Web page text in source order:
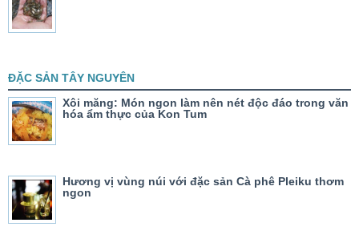
ĐẶC SẢN TÂY NGUYÊN
Xôi măng: Món ngon làm nên nét độc đáo trong văn
hóa ẩm thực của Kon Tum
Hương vị vùng núi với đặc sản Cà phê Pleiku thơm
ngon